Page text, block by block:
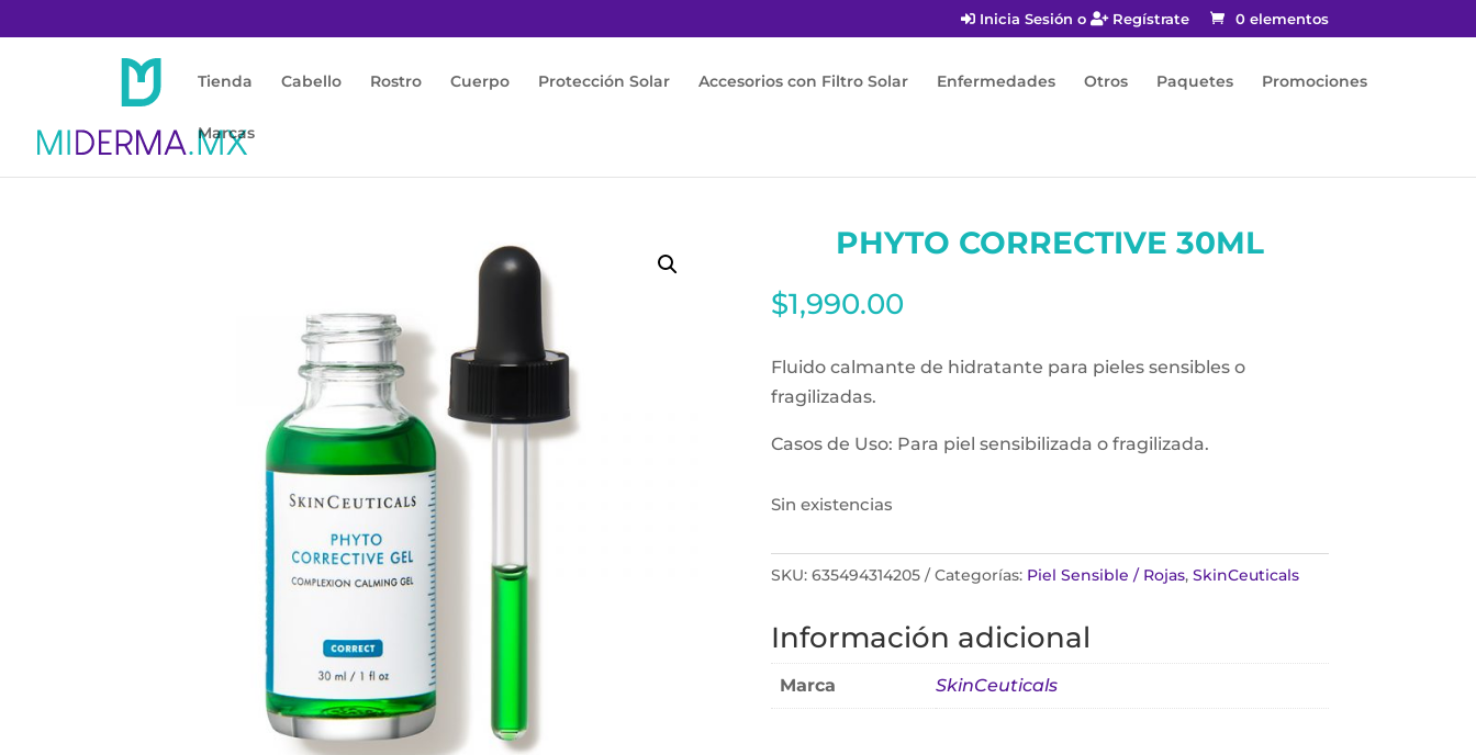
Inicia Sesión o Regístrate 0 elementos
Tienda Cabello Rostro Cuerpo Protección Solar Accesorios con Filtro Solar Enfermedades Otros Paquetes Promociones
Marcas
PHYTO CORRECTIVE 30ML
$1,990.00
Fluido calmante de hidratante para pieles sensibles o
fragilizadas.
Casos de Uso: Para piel sensibilizada o fragilizada.
Sin existencias
SKU: 635494314205 Categorías: Piel Sensible / Rojas, SkinCeuticals
Información adicional
Marca SkinCeuticals